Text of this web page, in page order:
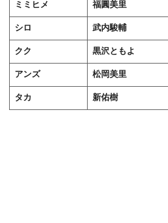
ミミヒメ 福圓美里
シロ 武内駿輔
クク 黒沢ともよ
アンズ 松岡美里
タカ 新佑樹